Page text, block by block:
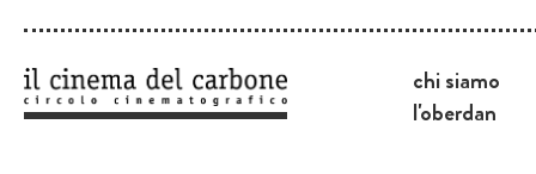
chi siamo
l'oberdan